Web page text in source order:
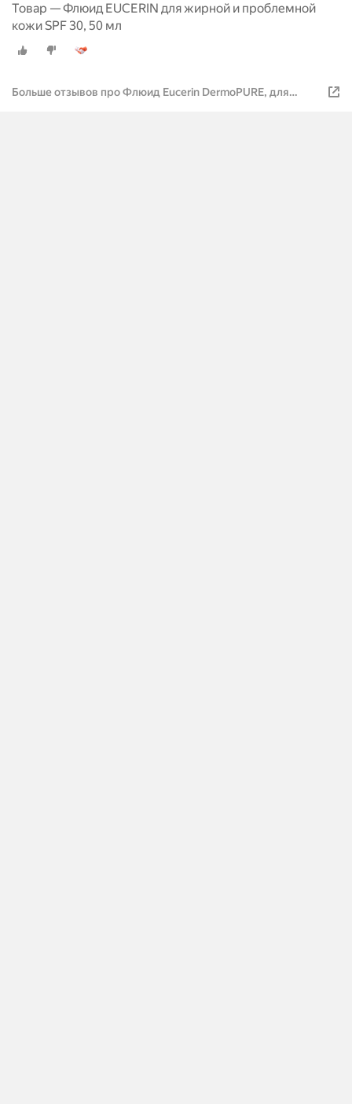
Товар — Флюид EUCERIN для жирной и проблемной
кожи SPF 30, 50 мл
Больше отзывов про Флюид Eucerin DermoPURE, для